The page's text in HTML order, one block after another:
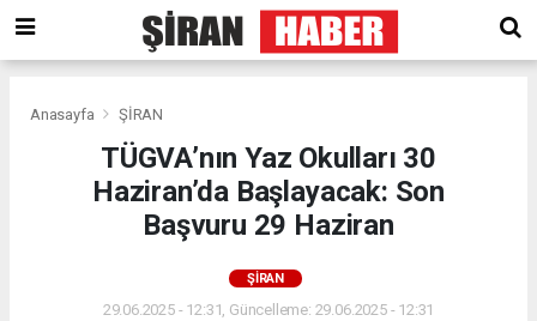
Anasayfa ŞİRAN
TÜGVA’nın Yaz Okulları 30
Haziran’da Başlayacak: Son
Başvuru 29 Haziran
ŞİRAN
29.06.2025 - 12:31, Güncelleme: 29.06.2025 - 12:31